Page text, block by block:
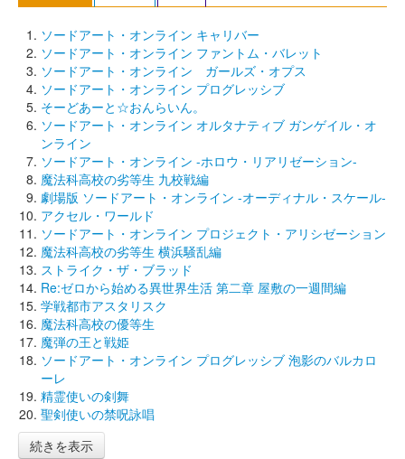
ソードアート・オンライン キャリバー
ソードアート・オンライン ファントム・バレット
ソードアート・オンライン ガールズ・オプス
ソードアート・オンライン プログレッシブ
そーどあーと☆おんらいん。
ソードアート・オンライン オルタナティブ ガンゲイル・オ
ンライン
ソードアート・オンライン -ホロウ・リアリゼーション-
魔法科高校の劣等生 九校戦編
劇場版 ソードアート・オンライン -オーディナル・スケール-
アクセル・ワールド
ソードアート・オンライン プロジェクト・アリシゼーション
魔法科高校の劣等生 横浜騒乱編
ストライク・ザ・ブラッド
Re:ゼロから始める異世界生活 第二章 屋敷の一週間編
学戦都市アスタリスク
魔法科高校の優等生
魔弾の王と戦姫
ソードアート・オンライン プログレッシブ 泡影のバルカロ
ーレ
精霊使いの剣舞
聖剣使いの禁呪詠唱
続きを表示